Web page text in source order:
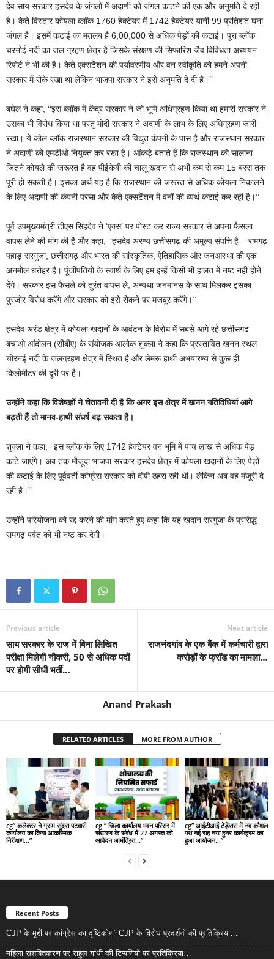
देव साय सरकार हसदेव के जंगलों में अदाणी को जंगल काटने की एक और अनुमति दे रही
है। केते विस्तार कोयला ब्लॉक 1760 हेक्टेयर में 1742 हेक्टेयर यानी 99 प्रतिशत घना
जंगल है। इसमें कटाई का मतलब है 6,00,000 से अधिक पेड़ों की कटाई। पूरा ब्लॉक
चरनोई नदी का जल ग्रहण क्षेत्र है जिसके संरक्षण की सिफारिश जैव विविधता अध्ययन
रिपोर्ट ने भी की है। केते एक्सटेंशन की पर्यावरणीय और वन स्वीकृति को हमने अपनी
सरकार में रोके रखा था लेकिन भाजपा सरकार ने इसे अनुमति दे दी है।’’
बघेल ने कहा, ‘‘इस ब्लॉक में केंद्र सरकार ने जो भूमि अधिग्रहण किया था हमारी सरकार ने
उसका भी विरोध किया था परंतु मोदी सरकार ने अदाणी के लाभ के लिए अधिग्रहण जारी
रखा। ये कोल ब्लॉक राजस्थान सरकार की विद्युत कंपनी के पास है और राजस्थान सरकार
ने अदाणी को एमडीओ नियुक्त कर रखा है। आंकड़े बताते हैं कि राजस्थान को सालाना
जितने कोयले की जरूरत है वह पीईकेबी की चालू खदान से अभी कम से कम 15 बरस तक
पूरी हो सकती है। इसका अर्थ यह है कि राजस्थान की जरूरत से अधिक कोयला निकालने
के लिए अदाणी की कंपनी परसा और केते एक्सटेंशन में वनों की व्यर्थ कटाई कर रही है।’’
पूर्व उपमुख्यमंत्री टीएस सिंहदेव ने ‘एक्स’ पर पोस्ट कर राज्य सरकार से अपना फैसला
वापस लेने की मांग की है और कहा, ‘‘हसदेव अरण्य छत्तीसगढ़ की अमूल्य संपत्ति है – रामगढ़
पहाड़ सरगुजा, छत्तीसगढ़ और भारत की सांस्कृतिक, ऐतिहासिक और जनआस्था की एक
अनमोल धरोहर है। पूंजीपतियों के स्वार्थ के लिए हम इन्हें किसी भी हालत में नष्ट नहीं होने
देंगे। सरकार इस फैसले को तुरंत वापस ले, अन्यथा जनमानस के साथ मिलकर इसका
पुरजोर विरोध करेंगे और सरकार को इसे रोकने पर मजबूर करेंगे।’’
हसदेव अरंड क्षेत्र में कोयला खदानों के आवंटन के विरोध में सबसे आगे रहे छत्तीसगढ़
बचाओ आंदोलन (सीबीए) के संयोजक आलोक शुक्ला ने कहा कि प्रस्तावित खनन स्थल
चोरनई नदी के जलग्रहण क्षेत्र में स्थित है और लेमरू हाथी अभयारण्य से कुछ ही
किलोमीटर की दूरी पर है।
उन्होंने कहा कि विशेषज्ञों ने चेतावनी दी है कि अगर इस क्षेत्र में खनन गतिविधियां आगे
बढ़ती हैं तो मानव-हाथी संघर्ष बढ़ सकता है।
शुक्ला ने कहा, ‘‘इस ब्लॉक के लिए 1742 हेक्टेयर वन भूमि में पांच लाख से अधिक पेड़
काटे जाएंगे। अब तक मौजूदा भाजपा सरकार हसदेव क्षेत्र में कोयला खदानों के लिए पेड़ों
की कटाई के लिए पूर्ववर्ती कांग्रेस सरकार को दोषी ठहरा रही थी। लेकिन अब वह मंजूरी दे
रही है।’’
उन्होंने परियोजना को रद्द करने की मांग करते हुए कहा कि यह खदान सरगुजा के प्रसिद्ध
रामगढ़ पर्वत को भी नष्ट कर देगी।
Previous article
साय सरकार के राज में बिना लिखित
परीक्षा मिलेगी नौकरी, 50 से अधिक पदों
पर होगी सीधी भर्ती…
Next article
राजनंदगांव के एक बैंक में कर्मचारी द्वारा
करोड़ों के फ्रॉड का मामला…
Anand Prakash
RELATED ARTICLES MORE FROM AUTHOR
cg” कलेक्टर ने ग्राम सुंदरा पटवारी
कार्यालय का किया आकस्मिक
निरीक्षण…”
cg ” जिला कार्यालय भवन परिसर में
संधारण के संबंध में 27 अगस्त को
आवेदन आमंत्रित…”
cg” आईटीआई टेड़ेसरा में नव कौशल
पथ नई राह नया हुनर कार्यक्रम का
हुआ आयोजन…”
Recent Posts
CJP के मुद्दों पर कांग्रेस का दृष्टिकोण” CJP के विरोध प्रदर्शनों की प्रतिक्रिया…
महिला सशक्तिकरण पर राहुल गांधी की टिप्पणियों पर प्रतिक्रिया…